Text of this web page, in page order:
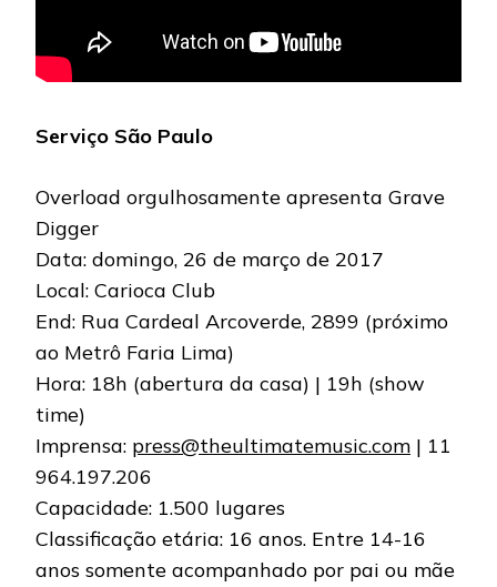
Serviço São Paulo
Overload orgulhosamente apresenta Grave
Digger
Data: domingo, 26 de março de 2017
Local: Carioca Club
End: Rua Cardeal Arcoverde, 2899 (próximo
ao Metrô Faria Lima)
Hora: 18h (abertura da casa) | 19h (show
time)
Imprensa: press@theultimatemusic.com | 11
964.197.206
Capacidade: 1.500 lugares
Classificação etária: 16 anos. Entre 14-16
anos somente acompanhado por pai ou mãe